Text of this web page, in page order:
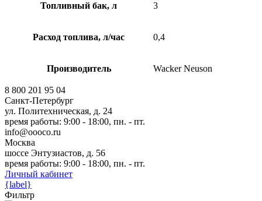
Топливный бак, л 3
Расход топлива, л/час 0,4
Производитель Wacker Neuson
8 800 201 95 04
Санкт-Петербург
ул. Политехническая, д. 24
время работы: 9:00 - 18:00, пн. - пт.
info@oooco.ru
Москва
шоссе Энтузиастов, д. 56
время работы: 9:00 - 18:00, пн. - пт.
Личный кабинет
{label}
Фильтр